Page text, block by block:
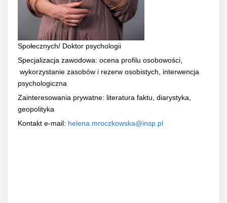
Społecznych/ Doktor psychologii
Specjalizacja zawodowa: ocena profilu osobowości,
wykorzystanie zasobów i rezerw osobistych, interwencja
psychologiczna
Zainteresowania prywatne: literatura faktu, diarystyka,
geopolityka
Kontakt e-mail: helena.mroczkowska@insp.pl